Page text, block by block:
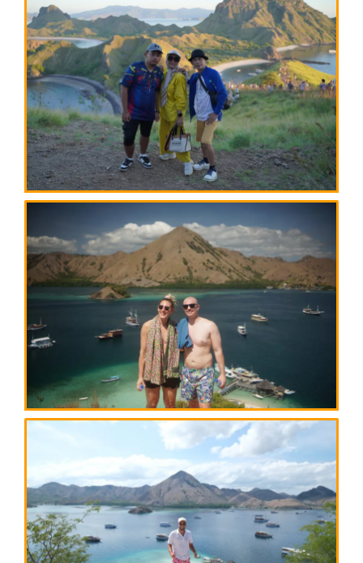
Tanya Paket 3D2N
Mobil Innova
Tiket Waerebo
Penginapan Waerebo
Ojek
4 kali makan
Dokumentasi
Exclude:
Tiket Pesawat
Pengeluaran Pribadi
Tip
Harga open trip WoereboIDR1.850.000 / Pax
Tanya Paket Waerebo